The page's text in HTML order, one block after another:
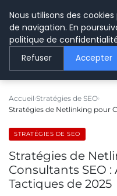
LE
Accueil Stratégies de SEO
Stratégies de Netlinking pour
STRATÉGIES DE SEO
Stratégies de
Consultants SEO
Tactiques de 2025
Nous utilisons des
de navigation. En
politique de
Refuser Accepter